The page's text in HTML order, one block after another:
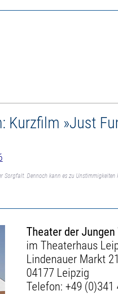
Kurzfilm »Just
Dennoch kann es zu
Theater der Jungen
im Theaterhaus
Lindenauer Markt 21
04177 Leipzig
Telefon: +49 (0)341